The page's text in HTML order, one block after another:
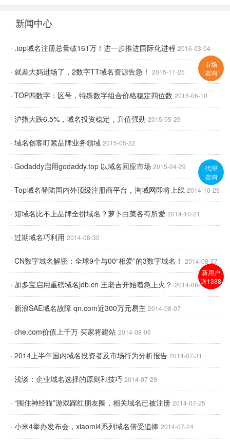
新闻中心
· .top域名注册总量破161万！进一步推进国际化进程 2016-03-04
· 就差大妈进场了，2数字TT域名资源告急！ 2015-11-25
· TOP四数字：区号，特殊数字组合价格稳定四位数 2015-06-10
· 沪指大跌6.5%，域名投资稳定，升值强劲 2015-05-29
· 域名创客盯紧品牌业务领域 2015-05-22
· Godaddy启用godaddy.top 以域名回应市场 2015-04-29
· Top域名登陆国内外顶级注册商平台，淘域网即将上线 2014-10-29
· 短域名比不上品牌全拼域名？萝卜白菜各有所爱 2014-10-21
· 过期域名巧利用 2014-08-30
· CN数字域名解密：全球9个与00“相爱”的3数字域名！ 2014-08-27
· 加多宝启用重磅域名jdb.cn 王老吉开始着急上火？ 2014-08-12
· 新浪SAE域名故障 qn.com近300万元易主 2014-08-07
· che.com价值上千万 买家将建站 2014-08-06
· 2014上半年国内域名投资者及市场行为分析报告 2014-07-31
· 浅谈：企业域名选择的原则和技巧 2014-07-29
· “围住神经猫”游戏蹿红朋友圈，相关域名已被注册 2014-07-25
· 小米4举办发布会，xiaomi4系列域名倍受追捧 2014-07-24
市场
咨询
代理
咨询
新用户
送1388